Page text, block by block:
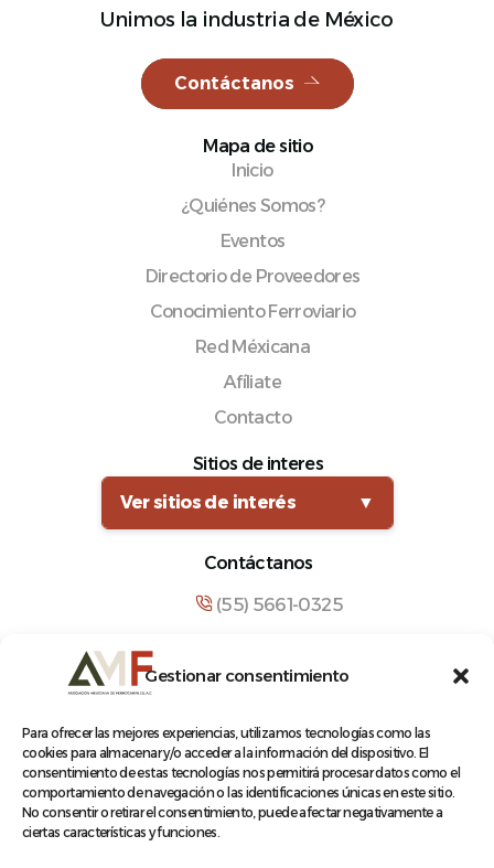
Gestionar consentimiento
Para ofrecer las mejores experiencias, utilizamos tecnologías como las
cookies para almacenar y/o acceder a la información del dispositivo. El
consentimiento de estas tecnologías nos permitirá procesar datos como el
comportamiento de navegación o las identificaciones únicas en este sitio.
No consentir o retirar el consentimiento, puede afectar negativamente a
ciertas características y funciones.
Unimos la industria de México
Contáctanos
Mapa de sitio
Inicio
¿Quiénes Somos?
Eventos
Directorio de Proveedores
Conocimiento Ferroviario
Red Méxicana
Afíliate
Contacto
Sitios de interes
Ver sitios de interés
▼
Contáctanos
(55) 5661-0325
Manuel María Contreras 133, Cuauhtémoc,